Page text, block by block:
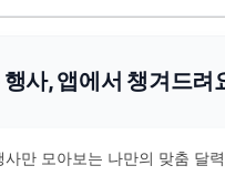
사, 앱에서 챙겨드려
사만 모아보는 나만의 맞춤 달력